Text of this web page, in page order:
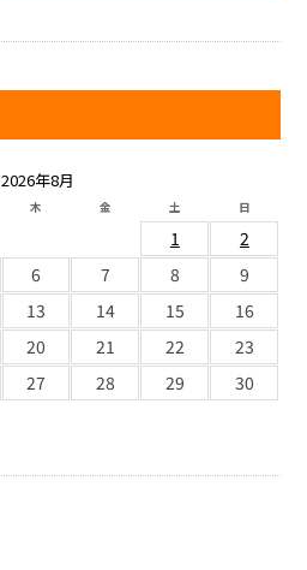
2026年8月
木 金 土 日
1
2
6 7 8
9
13 14 15
16
20 21 22
23
27 28 29
30